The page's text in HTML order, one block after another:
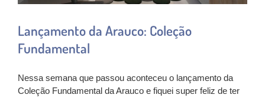
Lançamento da Arauco: Coleção
Fundamental
Nessa semana que passou aconteceu o lançamento da
Coleção Fundamental da Arauco e fiquei super feliz de ter